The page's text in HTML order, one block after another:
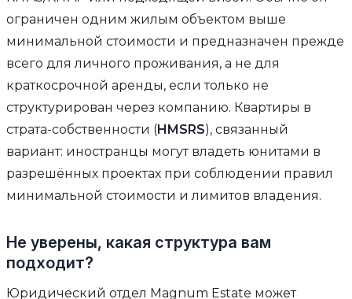
ограничен одним жилым объектом выше
минимальной стоимости и предназначен прежде
всего для личного проживания, а не для
краткосрочной аренды, если только не
структурирован через компанию. Квартиры в
страта-собственности (HMSRS), связанный
вариант: иностранцы могут владеть юнитами в
разрешённых проектах при соблюдении правил
минимальной стоимости и лимитов владения.
Не уверены, какая структура вам
подходит?
Юридический отдел Magnum Estate может